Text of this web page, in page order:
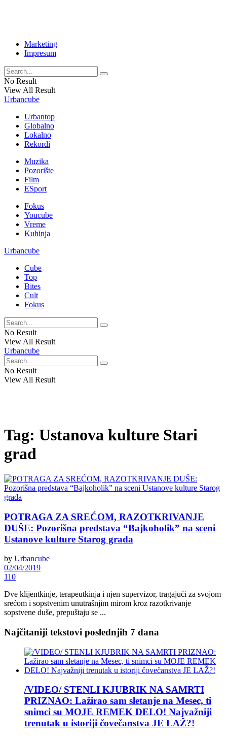
Marketing
Impresum
No Result
View All Result
Urbancube
Urbantop
Globalno
Lokalno
Rekordi
Muzika
Pozorište
Film
ESport
Fokus
Youcube
Vreme
Kuhinja
Urbancube
Cube
Top
Bites
Cult
Fokus
No Result
View All Result
Urbancube
No Result
View All Result
Tag: Ustanova kulture Stari
grad
POTRAGA ZA SREĆOM, RAZOTKRIVANJE
DUŠE: Pozorišna predstava “Bajkoholik” na sceni
Ustanove kulture Starog grada
by Urbancube
02/04/2019
110
Dve klijentkinje, terapeutkinja i njen supervizor, tragajući za svojom
srećom i sopstvenim unutrašnjim mirom kroz razotkrivanje
sopstvene duše, prepuštaju se ...
Najčitaniji tekstovi poslednjih 7 dana
/VIDEO/ STENLI KJUBRIK NA SAMRTI
PRIZNAO: Lažirao sam sletanje na Mesec, ti
snimci su MOJE REMEK DELO! Najvažniji
trenutak u istoriji čovečanstva JE LAŽ?!